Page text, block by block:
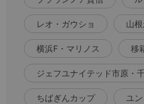
レオ・ガウショ 山
横浜F・マリノス 移
ジェフユナイテッド市原・
ちばぎんカップ ユ